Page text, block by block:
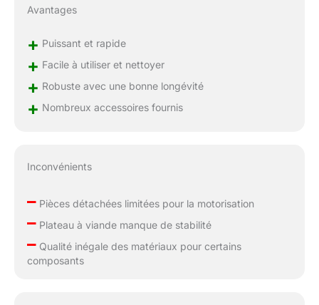
Avantages
+ Puissant et rapide
+ Facile à utiliser et nettoyer
+ Robuste avec une bonne longévité
+ Nombreux accessoires fournis
Inconvénients
–Pièces détachées limitées pour la motorisation
–Plateau à viande manque de stabilité
–Qualité inégale des matériaux pour certains
composants